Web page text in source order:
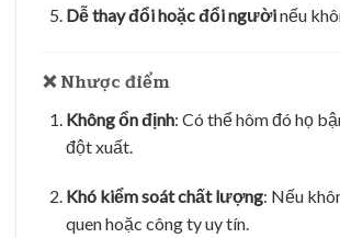
Dễ thay đổi hoặc đổi ngườinếu
❌Nhược điểm
Không ổn định: Có thể hôm đó họ
đột xuất.
Khó kiểm soát chất lượng: Nếu
quen hoặc công ty uy tín.